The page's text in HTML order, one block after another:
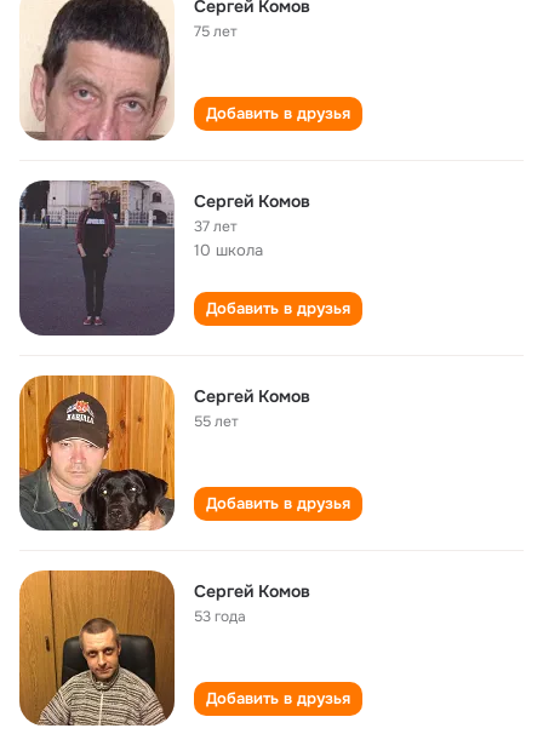
Сергей Комов
75 лет
Добавить в друзья
Сергей Комов
37 лет
10 школа
Добавить в друзья
Сергей Комов
55 лет
Добавить в друзья
Сергей Комов
53 года
Добавить в друзья